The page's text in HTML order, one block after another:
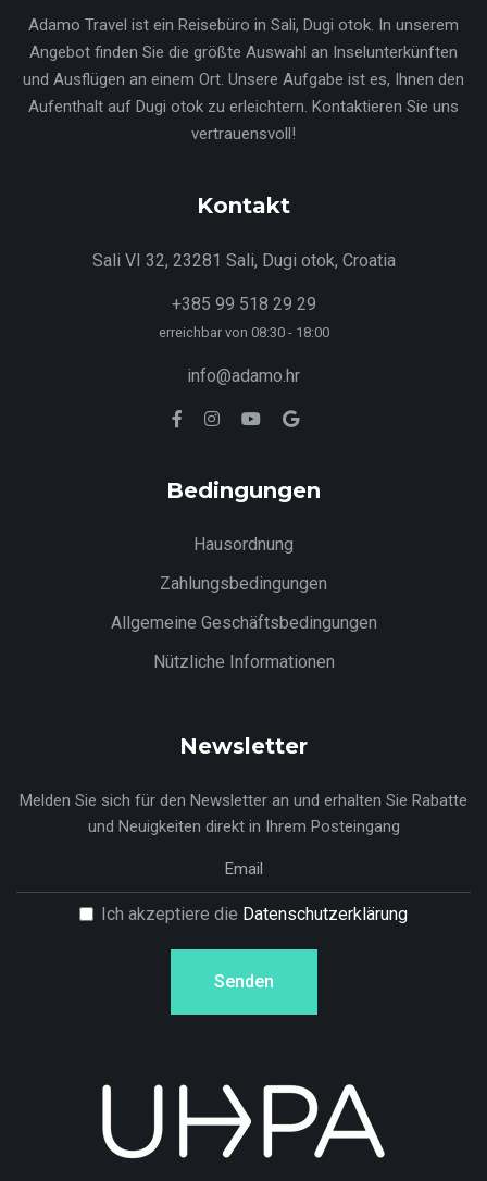
Adamo Travel ist ein Reisebüro in Sali, Dugi otok. In unserem
Angebot finden Sie die größte Auswahl an Inselunterkünften
und Ausflügen an einem Ort. Unsere Aufgabe ist es, Ihnen den
Aufenthalt auf Dugi otok zu erleichtern. Kontaktieren Sie uns
vertrauensvoll!
Kontakt
Sali VI 32, 23281 Sali, Dugi otok, Croatia
+385 99 518 29 29
erreichbar von 08:30 - 18:00
info@adamo.hr
Bedingungen
Hausordnung
Zahlungsbedingungen
Allgemeine Geschäftsbedingungen
Nützliche Informationen
Newsletter
Melden Sie sich für den Newsletter an und erhalten Sie Rabatte
und Neuigkeiten direkt in Ihrem Posteingang
Ich akzeptiere die Datenschutzerklärung
Senden